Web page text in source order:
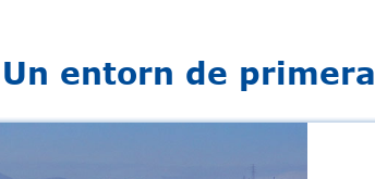
Un entorn de primera